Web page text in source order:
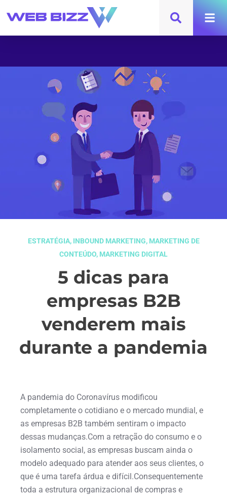
ESTRATÉGIA, INBOUND MARKETING, MARKETING DE
CONTEÚDO, MARKETING DIGITAL
5 dicas para
empresas B2B
venderem mais
durante a pandemia
A pandemia do Coronavírus modificou
completamente o cotidiano e o mercado mundial, e
as empresas B2B também sentiram o impacto
dessas mudanças.Com a retração do consumo e o
isolamento social, as empresas buscam ainda o
modelo adequado para atender aos seus clientes, o
que é uma tarefa árdua e difícil.Consequentemente
toda a estrutura organizacional de compras e